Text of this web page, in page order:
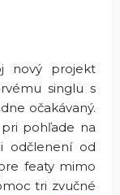
nový projekt
singlu s
očakávaný.
pohľade na
odčlenení od
featy mimo
tri zvučné